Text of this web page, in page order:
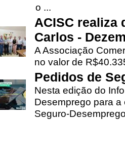
o ...
ACISC realiza
Carlos -
A Associação
no valor de
Pedidos de
Nesta edição do
Desemprego para
Seguro-